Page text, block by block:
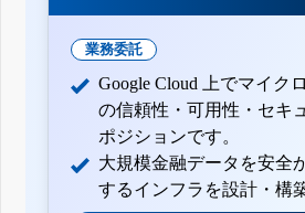
業務委託
Google Cloud 上でマイク
の信頼性・可用性・セキ
ポジションです。
大規模金融データを安全
するインフラを設計・構